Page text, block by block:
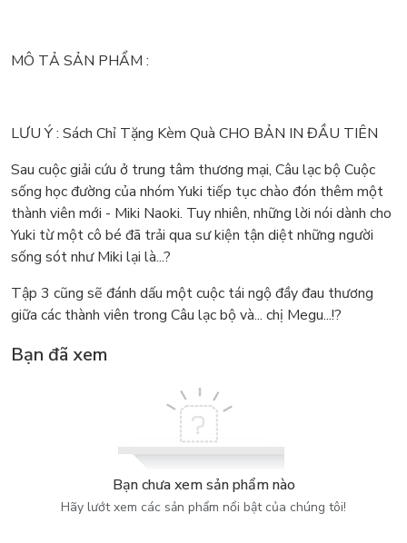
MÔ TẢ SẢN PHẨM :
LƯU Ý : Sách Chỉ Tặng Kèm Quà CHO BẢN IN ĐẦU TIÊN
Sau cuộc giải cứu ở trung tâm thương mại, Câu lạc bộ Cuộc
sống học đường của nhóm Yuki tiếp tục chào đón thêm một
thành viên mới - Miki Naoki. Tuy nhiên, những lời nói dành cho
Yuki từ một cô bé đã trải qua sư kiện tận diệt những người
sống sót như Miki lại là...?
Tập 3 cũng sẽ đánh dấu một cuộc tái ngộ đầy đau thương
giữa các thành viên trong Câu lạc bộ và... chị Megu...!?
Bạn đã xem
Bạn chưa xem sản phẩm nào
Hãy lướt xem các sản phẩm nổi bật của chúng tôi!